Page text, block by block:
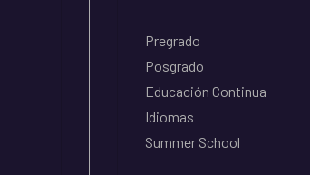
Pregrado
Posgrado
Educación Continua
Idiomas
Summer School